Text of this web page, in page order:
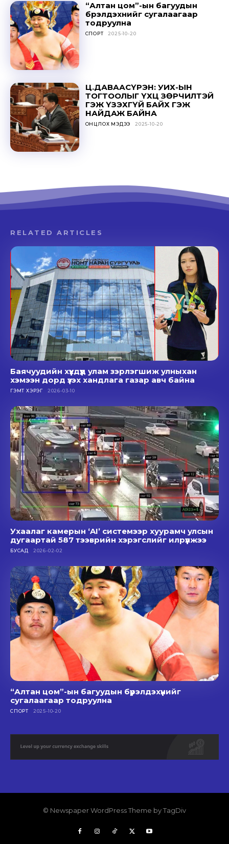
“Алтан цом”-ын багуудын
бүрэлдэхүүнийг сугалаагаар
тодруулна
СПОРТ 2025-10-20
Ц.ДАВААСҮРЭН: УИХ-ЫН
ТОГТООЛЫГ ҮХЦ ЗӨРЧИЛТЭЙ
ГЭЖ ҮЗЭХГҮЙ БАЙХ ГЭЖ
НАЙДАЖ БАЙНА
ОНЦЛОХ МЭДЭЭ 2025-10-20
RELATED ARTICLES
Баячуудийн хүүхдүүд улам зэрлэгшиж улныхан
хэмээн дорд үзэх хандлага газар авч байна
ГЭМТ ХЭРЭГ 2026-03-10
Ухаалаг камерын ‘AI’ системээр хуурамч улсын
дугаартай 587 тээврийн хэрэгслийг илрүүлжээ
БУСАД 2026-02-02
“Алтан цом”-ын багуудын бүрэлдэхүүнийг
сугалаагаар тодруулна
СПОРТ 2025-10-20
© Newspaper WordPress Theme by TagDiv